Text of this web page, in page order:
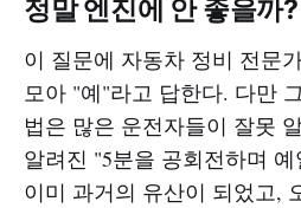
정말 엔진에 안 좋을까?
이 질문에 자동차 정비 전문
모아 "예"라고 답한다. 다만
법은 많은 운전자들이 잘못
알려진 "5분을 공회전하며
이미 과거의 유산이 되었고,